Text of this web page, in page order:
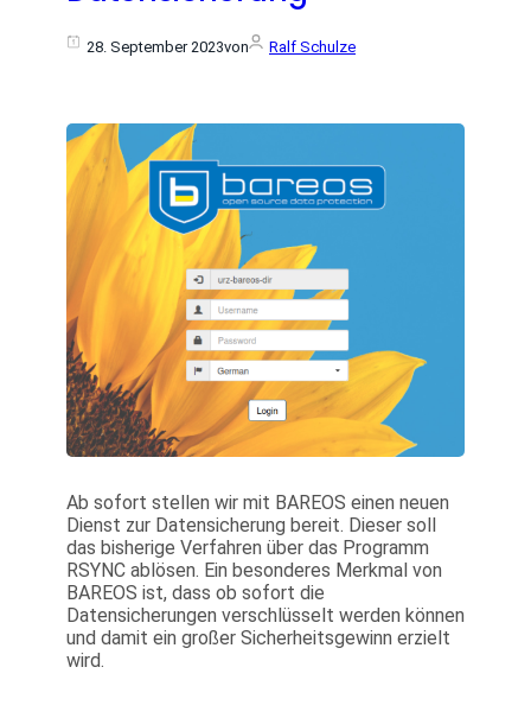
28. September 2023von Ralf Schulze
Ab sofort stellen wir mit BAREOS einen neuen
Dienst zur Datensicherung bereit. Dieser soll
das bisherige Verfahren über das Programm
RSYNC ablösen. Ein besonderes Merkmal von
BAREOS ist, dass ob sofort die
Datensicherungen verschlüsselt werden können
und damit ein großer Sicherheitsgewinn erzielt
wird.